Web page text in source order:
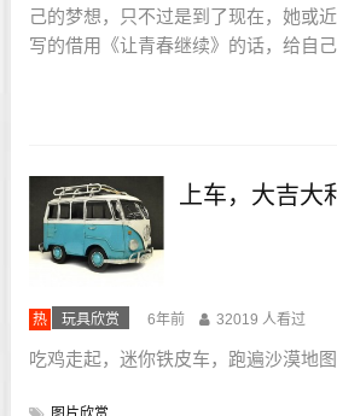
己的梦想，只不过是到了现在，她或
写的借用《让青春继续》的话，给自
息。当我们回眸青春，仿佛有一种说
上车，大吉大
热 玩具欣赏 6年前 32019 人看过
吃鸡走起，迷你铁皮车，跑遍沙漠地